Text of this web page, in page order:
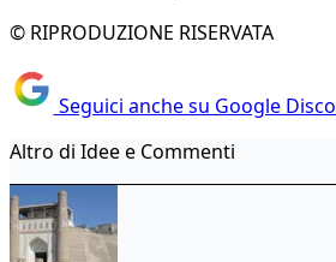
© RIPRODUZIONE RISERVATA
Seguici anche su Google
Altro di Idee e Commenti